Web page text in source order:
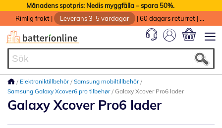
Månadens spotpris: Nedis myggfälla – spara 50%.
Rimlig frakt | Leverans 3-5 vardagar |60 dagars returret |
Elektroniktillbehör Samsung mobiltillbehör
Samsung Galaxy Xcover6 pro tilbehør Galaxy Xcover Pro6 lader
Galaxy Xcover Pro6 lader